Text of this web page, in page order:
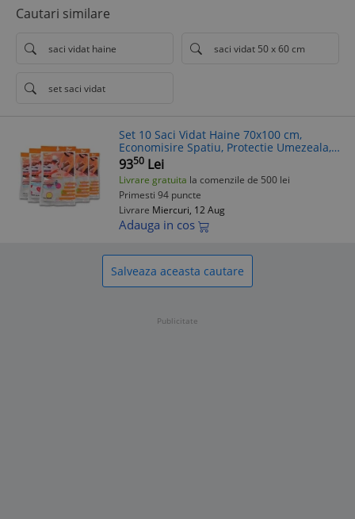
Cautari similare
saci vidat haine saci vidat 50 x 60 cm
set saci vidat
Set 10 Saci Vidat Haine 70x100 cm,
Economisire Spatiu, Protectie Umezeala,
Praf, Insecte, Depozitare Pilote, Aspirare
Aer
9350 Lei
Livrare gratuita la comenzile de 500 lei
Primesti 94 puncte
Livrare Miercuri, 12 Aug
Adauga in cos
Salveaza aceasta cautare
Publicitate